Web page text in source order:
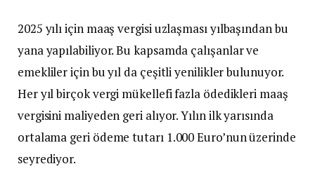
2025 yılı için maaş vergisi uzlaşması yılbaşından bu
yana yapılabiliyor. Bu kapsamda çalışanlar ve
emekliler için bu yıl da çeşitli yenilikler bulunuyor.
Her yıl birçok vergi mükellefi fazla ödedikleri maaş
vergisini maliyeden geri alıyor. Yılın ilk yarısında
ortalama geri ödeme tutarı 1.000 Euro’nun üzerinde
seyrediyor.